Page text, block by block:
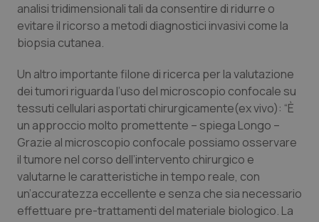
Psoriasi & pelle
Quotidiano Chirurgia
Quotidiano Oncologia
Quotidiano Pediatria
Rene & patologie urogenitali
analisi tridimensionali tali da consentire di ridurre o
evitare il ricorso a metodi diagnostici invasivi come la
biopsia cutanea.
Un altro importante filone di ricerca per la valutazione
dei tumori riguarda l’uso del microscopio confocale su
tessuti cellulari asportati chirurgicamente(ex vivo): “È
un approccio molto promettente – spiega Longo –
Grazie al microscopio confocale possiamo osservare
il tumore nel corso dell’intervento chirurgico e
valutarne le caratteristiche in tempo reale, con
un’accuratezza eccellente e senza che sia necessario
effettuare pre-trattamenti del materiale biologico. La